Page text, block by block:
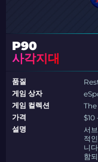
P90
사각지대
품질
게임 상자
게임 컬렉션
가격
$10
설명
서
적
니
함